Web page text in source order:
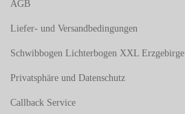
AGB
Liefer- und Versandbedingungen
Schwibbogen Lichterbogen XXL Erzgebirge
Privatsphäre und Datenschutz
Callback Service